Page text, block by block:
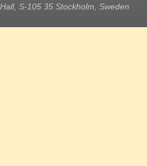
S-105 35 Stockholm, Sweden